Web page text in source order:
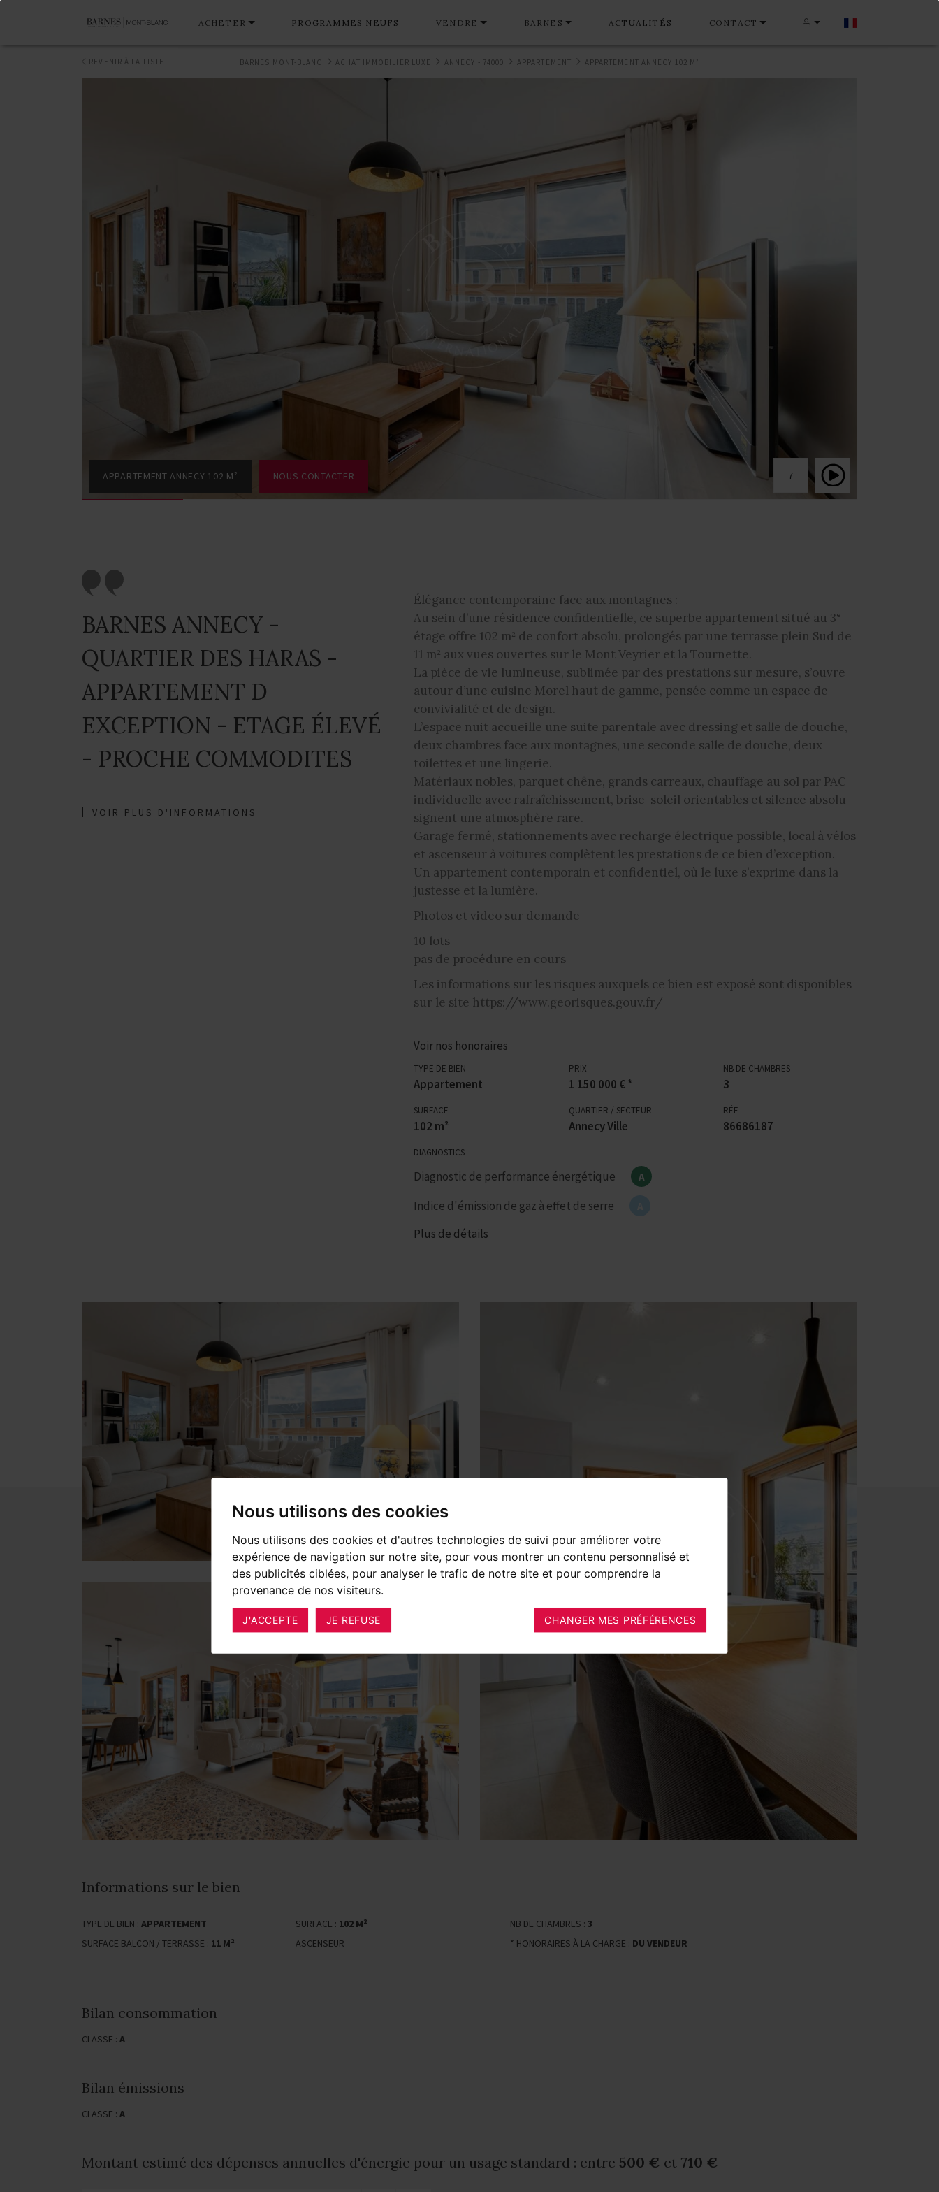
Nous utilisons des cookies
Nous utilisons des cookies et d'autres technologies de suivi pour améliorer votre
expérience de navigation sur notre site, pour vous montrer un contenu personnalisé et
des publicités ciblées, pour analyser le trafic de notre site et pour comprendre la
provenance de nos visiteurs.
J'ACCEPTE JE REFUSE CHANGER MES PRÉFÉRENCES
ACHETER PROGRAMMES NEUFS VENDRE BARNES ACTUALITÉS CONTACT
BARNES MONT-BLANC ACHAT IMMOBILIER LUXE ANNECY - 74000 APPARTEMENT APPARTEMENT ANNECY 102 M²
REVENIR À LA LISTE
APPARTEMENT ANNECY 102 M² NOUS CONTACTER 7
BARNES ANNECY -
QUARTIER DES HARAS -
APPARTEMENT D
EXCEPTION - ETAGE ÉLEVÉ
- PROCHE COMMODITES
VOIR PLUS D'INFORMATIONS
Élégance contemporaine face aux montagnes :
Au sein d’une résidence confidentielle, ce superbe appartement situé au 3ᵉ
étage offre 102 m² de confort absolu, prolongés par une terrasse plein Sud de
11 m² aux vues ouvertes sur le Mont Veyrier et la Tournette.
La pièce de vie lumineuse, sublimée par des prestations sur mesure, s’ouvre
autour d’une cuisine Morel haut de gamme, pensée comme un espace de
convivialité et de design.
L’espace nuit accueille une suite parentale avec dressing et salle de douche,
deux chambres face aux montagnes, une seconde salle de douche, deux
toilettes et une lingerie.
Matériaux nobles, parquet chêne, grands carreaux, chauffage au sol par PAC
individuelle avec rafraîchissement, brise-soleil orientables et silence absolu
signent une atmosphère rare.
Garage fermé, stationnements avec recharge électrique possible, local à vélos
et ascenseur à voitures complètent les prestations de ce bien d’exception.
Un appartement contemporain et confidentiel, où le luxe s’exprime dans la
justesse et la lumière.
Photos et video sur demande
10 lots
pas de procédure en cours
Les informations sur les risques auxquels ce bien est exposé sont disponibles
sur le site https://www.georisques.gouv.fr/
Voir nos honoraires
TYPE DE BIEN
Appartement
PRIX
1 150 000 € *
NB DE CHAMBRES
3
SURFACE
102 m²
QUARTIER / SECTEUR
Annecy Ville
RÉF
86686187
DIAGNOSTICS
Diagnostic de performance énergétique A
Indice d'émission de gaz à effet de serre
Plus de détails
Informations sur le bien
TYPE DE BIEN : APPARTEMENT SURFACE : 102 M² NB DE CHAMBRES : 3
SURFACE BALCON / TERRASSE : 11 M² ASCENSEUR * HONORAIRES À LA CHARGE : DU VENDEUR
Bilan consommation
CLASSE : A
Bilan émissions
CLASSE : A
Montant estimé des dépenses annuelles d'énergie pour un usage standard : entre 500 € et 710 €